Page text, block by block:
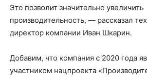
Это позволит значительно увеличить
производительность, — рассказал
директор компании Иван Шкарин.
Добавим, что компания с 2020 года
участником нацпроекта